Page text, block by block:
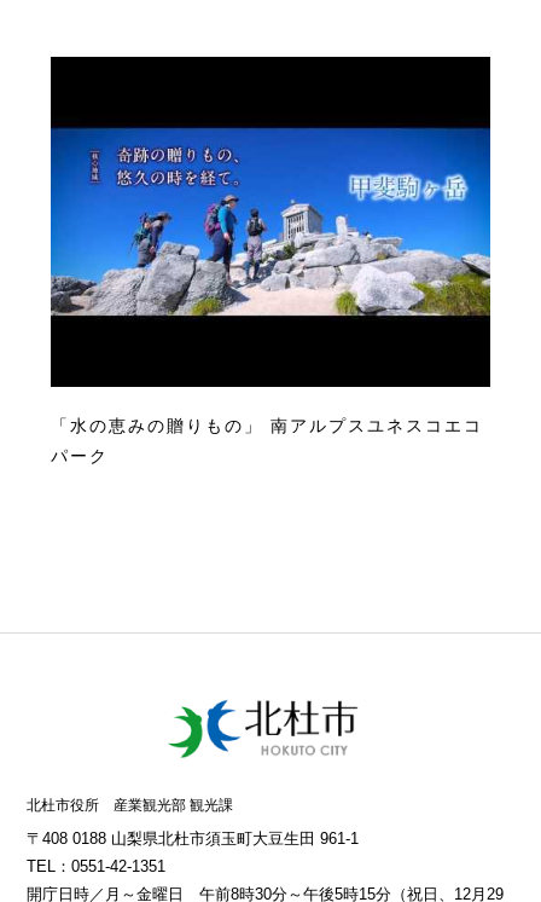
「水の恵みの贈りもの」 南アルプスユネスコエコ
パーク
北杜市役所 産業観光部 観光課
〒408 0188 山梨県北杜市須玉町大豆生田 961-1
TEL：0551-42-1351
開庁日時／月～金曜日 午前8時30分～午後5時15分（祝日、12月29